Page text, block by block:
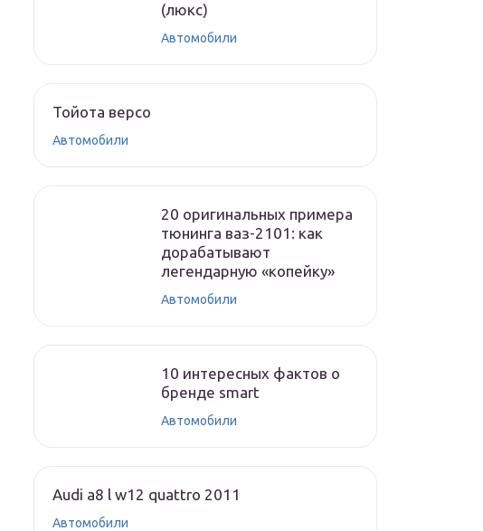
(люкс)
Автомобили
Тойота версо
Автомобили
20 оригинальных примера
тюнинга ваз-2101: как
дорабатывают
легендарную «копейку»
Автомобили
10 интересных фактов о
бренде smart
Автомобили
Audi a8 l w12 quattro 2011
Автомобили